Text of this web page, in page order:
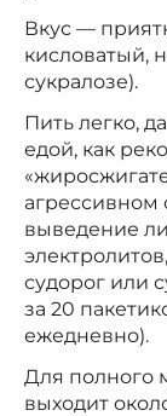
Вкус —
кисловатый,
сукралозе).
Пить легко,
едой, как
агрессивном
выведение
судорог или
за 20
ежедневно).
Для полного
выходит